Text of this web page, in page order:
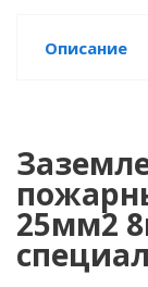
Описание
25мм2